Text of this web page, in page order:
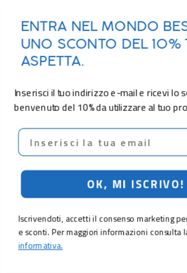
ENTRA NEL MONDO
UNO SCONTO DEL 10%
ASPETTA.
Inserisci il tuo indirizzo e-mail e ricevi lo
benvenuto del 10% da utilizzare al tuo
Email
OK, MI ISCRIVO!
Iscrivendoti, accetti il consenso marketing
e sconti. Per maggiori informazioni consulta
informativa.